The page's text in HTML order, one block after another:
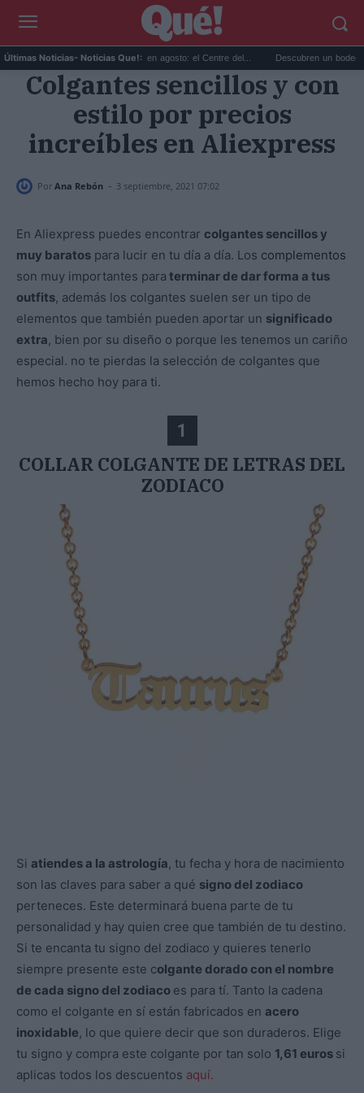
Últimas Noticias- Noticias Que!:
Planes gratis en Valencia en agosto: el Centre del... Descubren un bodegón
Colgantes sencillos y con
estilo por precios
increíbles en Aliexpress
Por Ana Rebón - 3 septiembre, 2021 07:02
En Aliexpress puedes encontrar colgantes sencillos y
muy baratos para lucir en tu día a día. Los complementos
son muy importantes para terminar de dar forma a tus
outfits, además los colgantes suelen ser un tipo de
elementos que también pueden aportar un significado
extra, bien por su diseño o porque les tenemos un cariño
especial. no te pierdas la selección de colgantes que
hemos hecho hoy para ti.
1
COLLAR COLGANTE DE LETRAS DEL
ZODIACO
Si atiendes a la astrología, tu fecha y hora de nacimiento
son las claves para saber a qué signo del zodiaco
perteneces. Este determinará buena parte de tu
personalidad y hay quien cree que también de tu destino.
Si te encanta tu signo del zodiaco y quieres tenerlo
siempre presente este colgante dorado con el nombre
de cada signo del zodiaco es para tí. Tanto la cadena
como el colgante en sí están fabricados en acero
inoxidable, lo que quiere decir que son duraderos. Elige
tu signo y compra este colgante por tan solo 1,61 euros si
aplicas todos los descuentos aquí.